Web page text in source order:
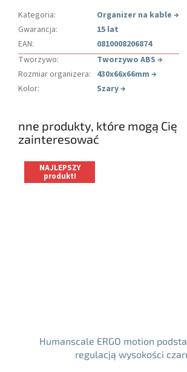
Kategoria: Organizer na kable →
Gwarancja:
15 lat
EAN:
0810008206874
Tworzywo: Tworzywo ABS →
Rozmiar organizera: 430x66x66mm →
Kolor: Szary→
nne produkty, które mogą Cię
zainteresować
NAJLEPSZY
produkt!
Humanscale ERGO motion
regulacją wysokości